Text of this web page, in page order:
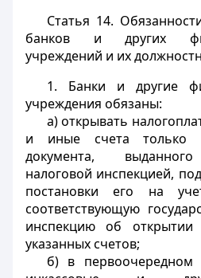
Статья 14.
банков и других
учреждений и их
1. Банки и другие
учреждения обязаны:
а) открывать
и иные счета только
документа, выданного
налоговой инспекцией,
постановки его на
соответствующую
инспекцию об открытии
указанных счетов;
б) в первоочередном